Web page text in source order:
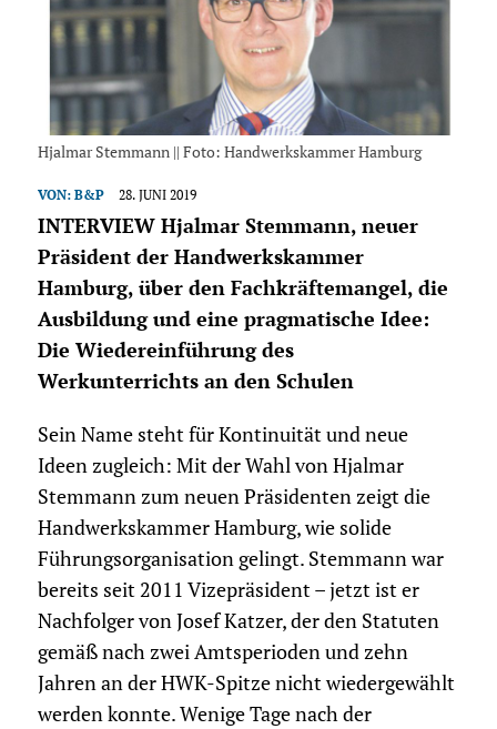
Hjalmar Stemmann || Foto: Handwerkskammer Hamburg
VON: B&P 28. JUNI 2019
INTERVIEW Hjalmar Stemmann, neuer
Präsident der Handwerkskammer
Hamburg, über den Fachkräftemangel, die
Ausbildung und eine pragmatische Idee:
Die Wiedereinführung des
Werkunterrichts an den Schulen
Sein Name steht für Kontinuität und neue
Ideen zugleich: Mit der Wahl von Hjalmar
Stemmann zum neuen Präsidenten zeigt die
Handwerkskammer Hamburg, wie solide
Führungsorganisation gelingt. Stemmann war
bereits seit 2011 Vizepräsident – jetzt ist er
Nachfolger von Josef Katzer, der den Statuten
gemäß nach zwei Amtsperioden und zehn
Jahren an der HWK-Spitze nicht wiedergewählt
werden konnte. Wenige Tage nach der